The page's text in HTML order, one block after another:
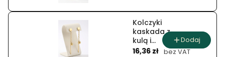
Kolczyki
kaskada z
kulą i
łańcuszkami
Cena
16,36 zł bez VAT
Dodaj